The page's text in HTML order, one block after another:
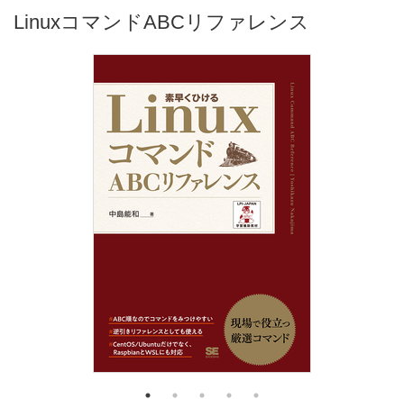
LinuxコマンドABCリファレンス